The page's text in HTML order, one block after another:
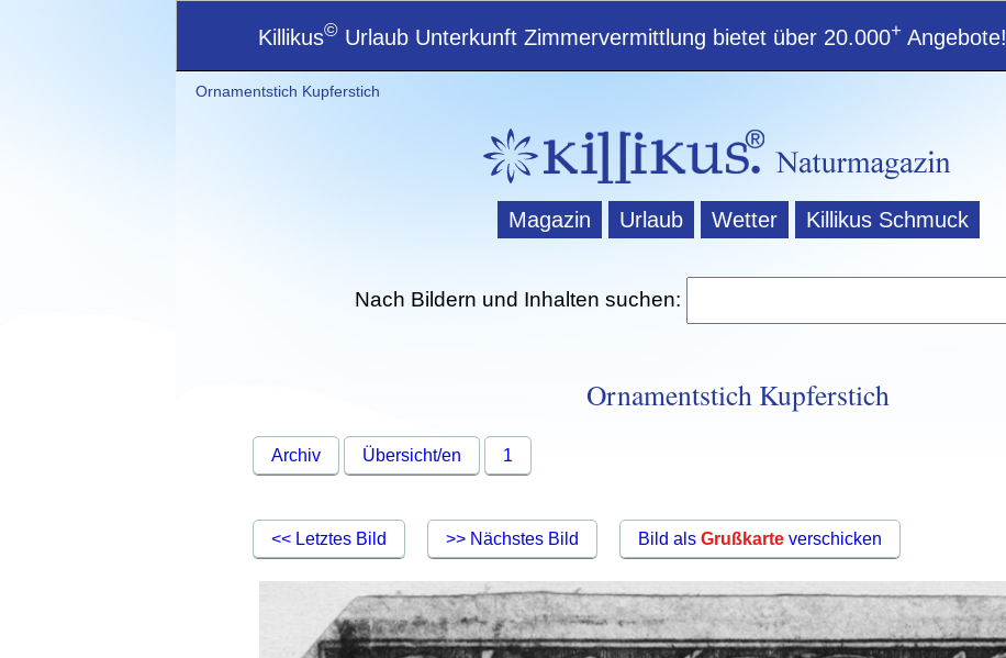
Killikus© Urlaub Unterkunft Zimmervermittlung bietet über 20.000+ Angebote!
Ornamentstich Kupferstich
Magazin Urlaub Wetter Killikus Schmuck
Nach Bildern und Inhalten suchen:
Ornamentstich Kupferstich
Archiv Übersicht/en 1
<< Letztes Bild >> Nächstes Bild Bild als Grußkarteverschicken